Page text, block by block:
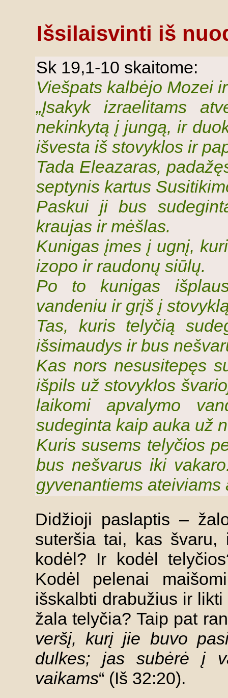
Išsilaisvinti iš
Sk 19,1-10 skaitome:
Viešpats kalbėjo Mozei
„Įsakyk izraelitams
nekinkytą į jungą, ir
išvesta iš stovyklos ir
Tada Eleazaras,
septynis kartus
Paskui ji bus
kraujas ir mėšlas.
Kunigas įmes į ugnį,
izopo ir raudonų siūlų.
Po to kunigas
vandeniu ir grįš į
Tas, kuris telyčią
išsimaudys ir bus
Kas nors nesusitepęs
išpils už stovyklos
laikomi apvalymo
sudeginta kaip auka už
Kuris susems telyčios
bus nešvarus iki
gyvenantiems ateiviams
Didžioji paslaptis –
suteršia tai, kas
kodėl? Ir kodėl
Kodėl pelenai
išskalbti drabužius ir
žala telyčia? Taip pat
veršį, kurį jie buvo
dulkes; jas subėrė į
vaikams“ (Iš 32:20).